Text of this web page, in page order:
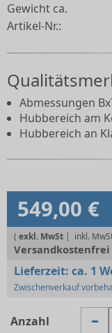
Gewicht ca.
Artikel-Nr.:
Abmessungen
Hubbereich am
Hubbereich an
549,00 €
( exkl. MwSt |
Versandkostenfrei
Lieferzeit: ca. 1
Zwischenverkauf
Anzahl